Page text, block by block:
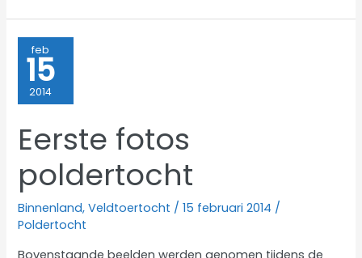
de
poldertocht
2014
feb
15
2014
Eerste fotos
poldertocht
Binnenland,Veldtoertocht /15 februari 2014 /
Poldertocht